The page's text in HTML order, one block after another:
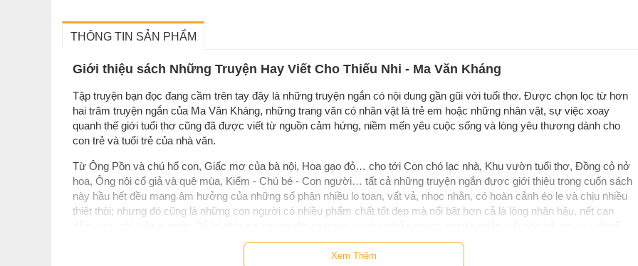
THÔNG TIN SẢN PHẨM
Giới thiệu sách Những Truyện Hay Viết Cho Thiếu Nhi - Ma Văn Kháng
Tập truyện bạn đọc đang cầm trên tay đây là những truyện ngắn có nội dung gần gũi với tuổi thơ. Được chọn lọc từ hơn
hai trăm truyện ngắn của Ma Văn Kháng, những trang văn có nhân vật là trẻ em hoặc những nhân vật, sự việc xoay
quanh thế giới tuổi thơ cũng đã được viết từ nguồn cảm hứng, niềm mến yêu cuộc sống và lòng yêu thương dành cho
con trẻ và tuổi trẻ của nhà văn.
Từ Ông Pồn và chú hổ con, Giấc mơ của bà nội, Hoa gạo đỏ… cho tới Con chó lạc nhà, Khu vườn tuổi thơ, Đồng cỏ nở
hoa, Ông nội cổ giả và quê mùa, Kiểm - Chú bé - Con người… tất cả những truyện ngắn được giới thiệu trong cuốn sách
này hầu hết đều mang âm hưởng của những số phận nhiều lo toan, vất vả, nhọc nhằn, có hoàn cảnh éo le và chịu nhiều
thiệt thòi; nhưng đó cũng là những con người có nhiều phẩm chất tốt đẹp mà nổi bật hơn cả là lòng nhân hậu, nết can
trẻ thơ của Ma Văn Kháng vẫn vang lên giai điệu lạc quan về cuộc sống, ước mơ và tình đời cao thượng.
Xem Thêm